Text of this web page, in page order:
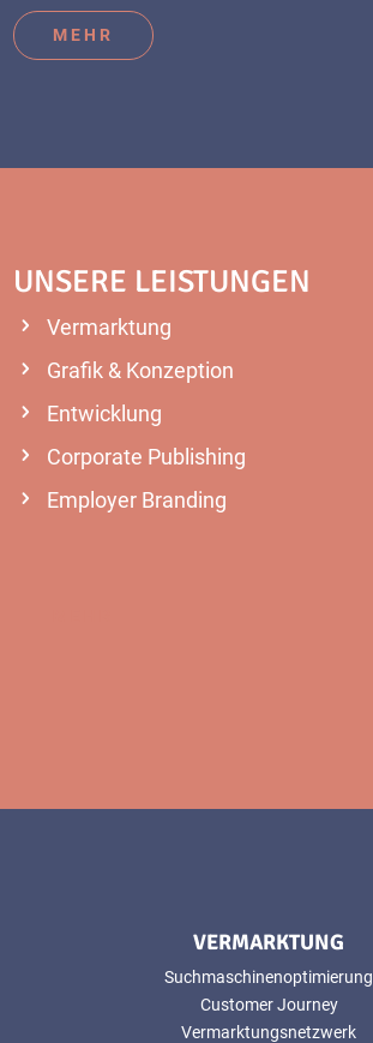
MEHR
UNSERE LEISTUNGEN
Vermarktung
Grafik & Konzeption
Entwicklung
Corporate Publishing
Employer Branding
VERMARKTUNG
Suchmaschinenoptimierung
Customer Journey
Vermarktungsnetzwerk